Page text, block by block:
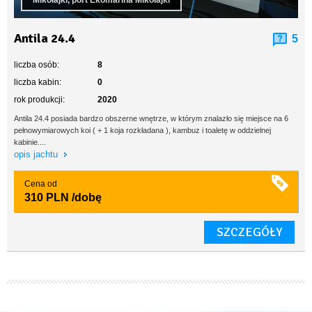
Antila 24.4 5
liczba osób:
8
liczba kabin:
0
rok produkcji:
2020
Antila 24.4 posiada bardzo obszerne wnętrze, w którym znalazło się miejsce na 6
pełnowymiarowych koi ( + 1 koja rozkładana ), kambuz i toaletę w oddzielnej
kabinie....
opis jachtu
Cena od
310 PLN /dobę
SZCZEGÓŁY